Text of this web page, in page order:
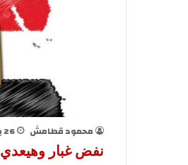
محمود قطامش 26 يونيو، 2026
نفض غبار وهيعدي